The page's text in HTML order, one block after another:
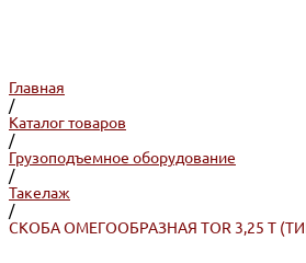
Главная
/
Каталог товаров
/
Грузоподъемное оборудование
/
Такелаж
/
СКОБА ОМЕГООБРАЗНАЯ TOR 3,25 Т